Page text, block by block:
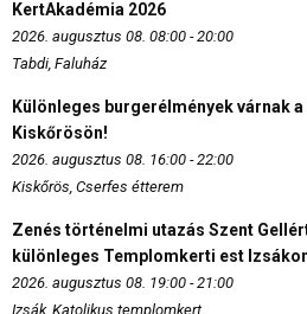
KertAkadémia 2026
2026. augusztus 08. 08:00 - 20:00
Tabdi, Faluház
Különleges burgerélmények várnak
Kiskőrösön!
2026. augusztus 08. 16:00 - 22:00
Kiskőrös, Cserfes étterem
Zenés történelmi utazás Szent
különleges Templomkerti est
2026. augusztus 08. 19:00 - 21:00
Izsák, Katolikus templomkert